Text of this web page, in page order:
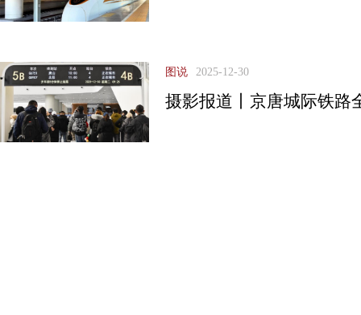
图说 2025-12-30
摄影报道丨京唐城际铁路